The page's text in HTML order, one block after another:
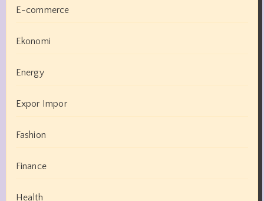
E-commerce
Ekonomi
Energy
Expor Impor
Fashion
Finance
Health